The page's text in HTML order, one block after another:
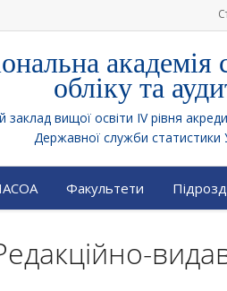
академія
обліку та
вищої освіти IV рівня
Державної служби статистики
Факультети